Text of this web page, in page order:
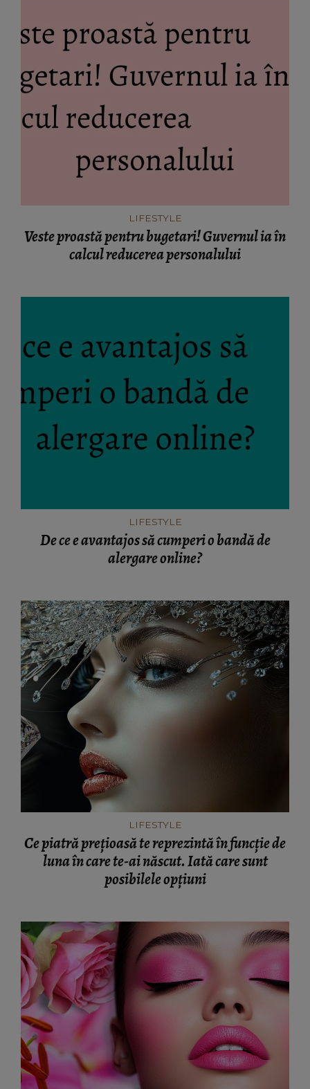
LIFESTYLE
Veste proastă pentru bugetari! Guvernul ia în
calcul reducerea personalului
LIFESTYLE
De ce e avantajos să cumperi o bandă de
alergare online?
LIFESTYLE
Ce piatră prețioasă te reprezintă în funcție de
luna în care te-ai născut. Iată care sunt
posibilele opțiuni